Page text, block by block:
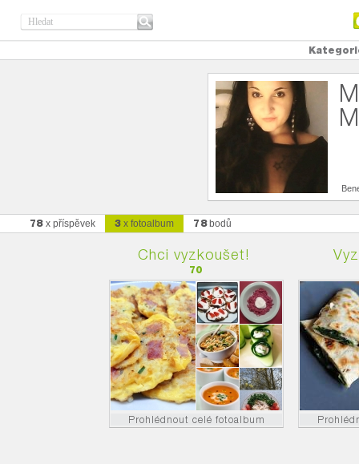
78x příspěvek 3 x fotoalbum 78bodů
Chci vyzkoušet!
70
Prohlédnout celé fotoalbum